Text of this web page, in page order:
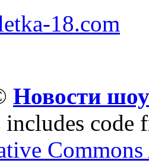
18.com
Новости
includes code